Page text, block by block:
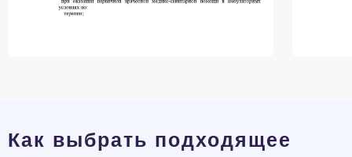
Как выбрать подходящее